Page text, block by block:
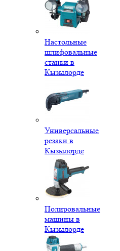
Настольные
шлифовальные
станки в
Кызылорде
Универсальные
резаки в
Кызылорде
Полировальные
машины в
Кызылорде